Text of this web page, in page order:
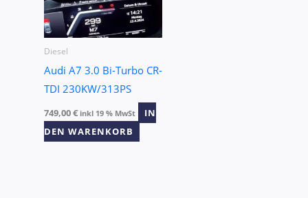
Diesel
Audi A7 3.0 Bi-Turbo CR-
TDI 230KW/313PS
749,00€ inkl 19 % MwSt
IN
DEN WARENKORB